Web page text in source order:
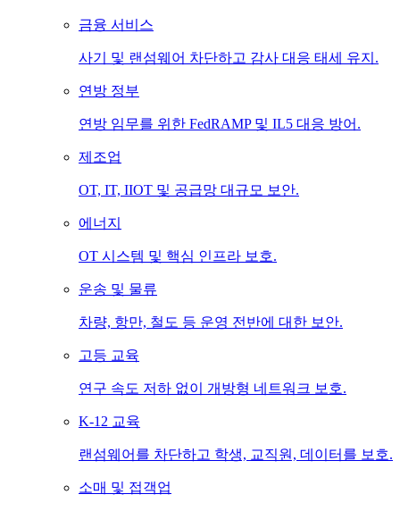
금융 서비스
사기 및 랜섬웨어 차단하고 감사 대응 태세 유지.
연방 정부
연방 임무를 위한 FedRAMP 및 IL5 대응 방어.
제조업
OT, IT, IIOT 및 공급망 대규모 보안.
에너지
OT 시스템 및 핵심 인프라 보호.
운송 및 물류
차량, 항만, 철도 등 운영 전반에 대한 보안.
고등 교육
연구 속도 저하 없이 개방형 네트워크 보호.
K-12 교육
랜섬웨어를 차단하고 학생, 교직원, 데이터를 보호.
소매 및 접객업